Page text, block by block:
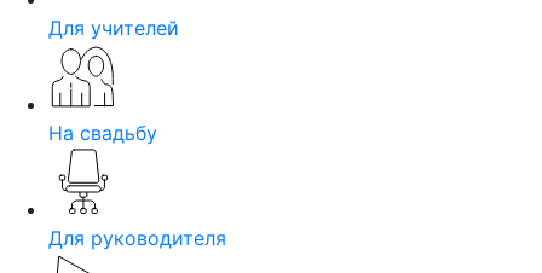
Для учителей
На свадьбу
Для руководителя